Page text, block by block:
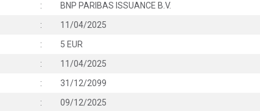
:
BNP PARIBAS ISSUANCE B.V.
:
11/04/2025
:
5 EUR
:
11/04/2025
:
31/12/2099
:
09/12/2025